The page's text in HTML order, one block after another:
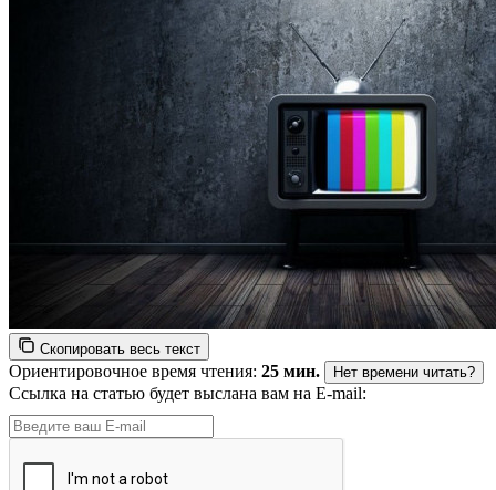
Скопировать весь текст
Ориентировочное время чтения: 25 мин. Нет времени читать?
Ссылка на статью будет выслана вам на E-mail: